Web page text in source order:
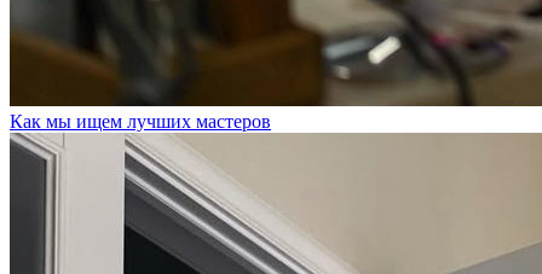
Как мы ищем лучших мастеров